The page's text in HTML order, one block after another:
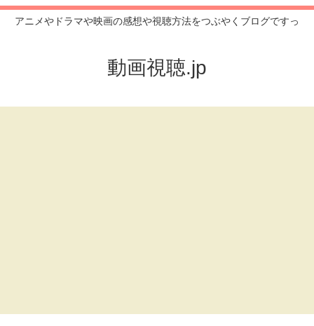
アニメやドラマや映画の感想や視聴方法をつぶやくブログですっ
動画視聴.jp